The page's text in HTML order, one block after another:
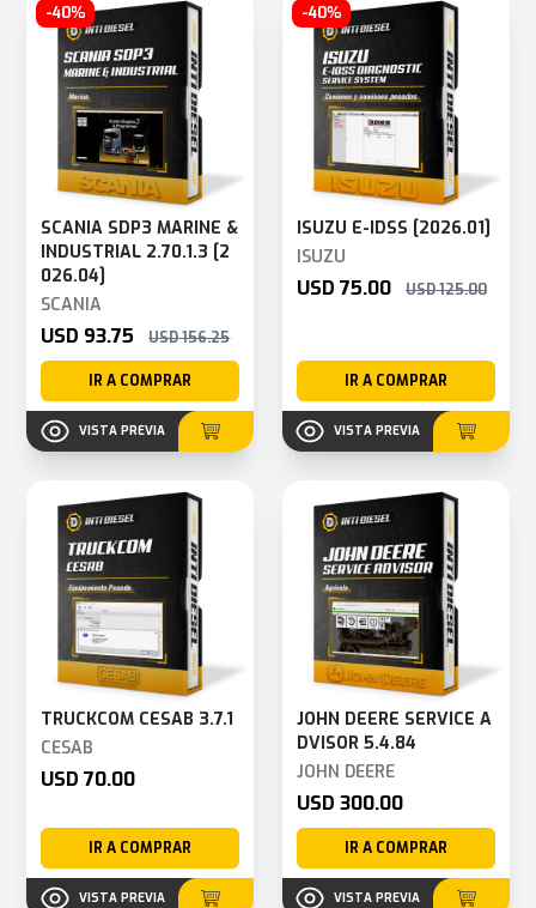
-40%
SCANIA SDP3 MARINE &
INDUSTRIAL 2.70.1.3 [2
026.04]
SCANIA
USD 93.75 USD 156.25
IR A COMPRAR
VISTA PREVIA
-40%
ISUZU E-IDSS [2026.01]
ISUZU
USD 75.00 USD 125.00
IR A COMPRAR
VISTA PREVIA
TRUCKCOM CESAB 3.7.1
CESAB
USD 70.00
IR A COMPRAR
VISTA PREVIA
JOHN DEERE SERVICE A
DVISOR 5.4.84
JOHN DEERE
USD 300.00
IR A COMPRAR
VISTA PREVIA